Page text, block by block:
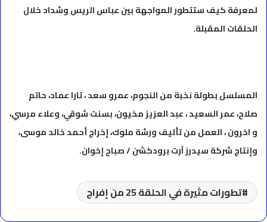
لمعرفة كيف ستتطور المواجهة بين عباس الريس وشداد خلال
الحلقات المقبلة.
المسلسل بطولة نخبة من النجوم، عمرو سعد ، تارا عماد، حاتم
صلاح، عمر السعيد ، عبد العزيز مخيون، بسنت شوقي، وعلاء مرسي،
و اخرون ، العمل من تأليف ورشة ملوك، إخراج أحمد خالد موسى،
وإنتاج شركة سيدرز آرت برودكشن / صباح إخوان.
تطورات مثيرة في الحلقة 25 من إفراج